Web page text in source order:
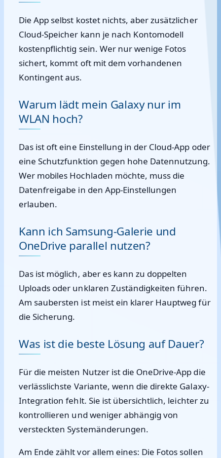
Die App selbst kostet nichts, aber zusätzlicher
Cloud-Speicher kann je nach Kontomodell
kostenpflichtig sein. Wer nur wenige Fotos
sichert, kommt oft mit dem vorhandenen
Kontingent aus.
Warum lädt mein Galaxy nur im
WLAN hoch?
Das ist oft eine Einstellung in der Cloud-App oder
eine Schutzfunktion gegen hohe Datennutzung.
Wer mobiles Hochladen möchte, muss die
Datenfreigabe in den App-Einstellungen
erlauben.
Kann ich Samsung-Galerie und
OneDrive parallel nutzen?
Das ist möglich, aber es kann zu doppelten
Uploads oder unklaren Zuständigkeiten führen.
Am saubersten ist meist ein klarer Hauptweg für
die Sicherung.
Was ist die beste Lösung auf Dauer?
Für die meisten Nutzer ist die OneDrive-App die
verlässlichste Variante, wenn die direkte Galaxy-
Integration fehlt. Sie ist übersichtlich, leichter zu
kontrollieren und weniger abhängig von
versteckten Systemänderungen.
Am Ende zählt vor allem eines: Die Fotos sollen